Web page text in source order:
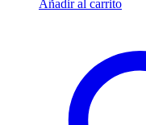
Añadir al carrito